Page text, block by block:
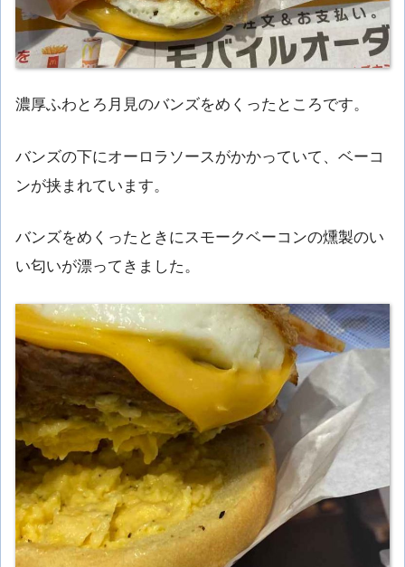
濃厚ふわとろ月見のバンズをめくったところです。
バンズの下にオーロラソースがかかっていて、ベーコ
ンが挟まれています。
バンズをめくったときにスモークベーコンの燻製のい
い匂いが漂ってきました。